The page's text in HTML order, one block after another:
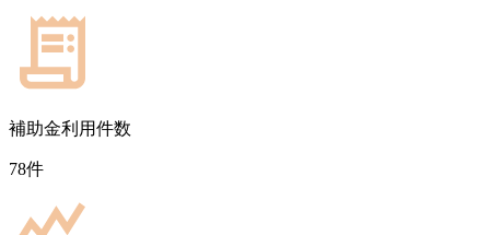
補助金利用件数
78件